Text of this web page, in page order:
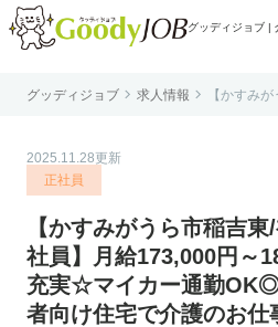
グッディジョブ |
はじめての
個人情報保
利用規
お知らせ
グッディジョブ  求人情報 
【かすみ
2025.11.28更新
正社員
【かすみがうら市稲吉
社員】月給173,000円～
充実☆マイカー通勤
者向け住宅で介護のお